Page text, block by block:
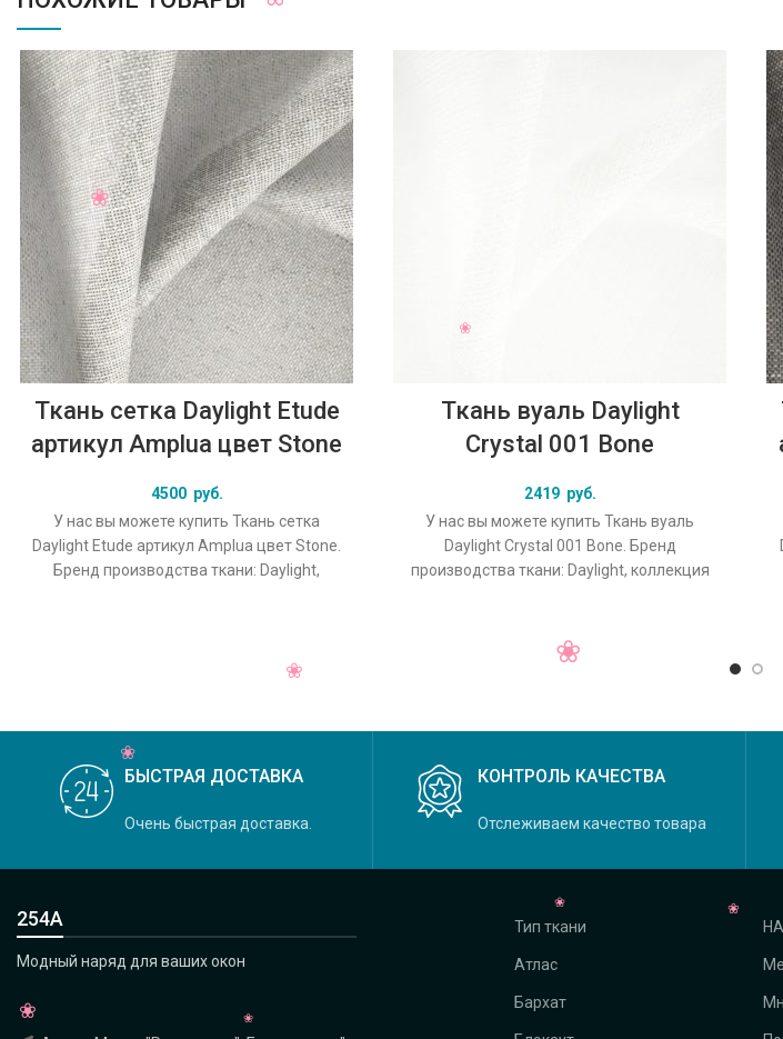
Ткань сетка Daylight Etude
артикул Amplua цвет Stone
4500 руб.
У нас вы можете купить Ткань сетка
Daylight Etude артикул Amplua цвет Stone.
Бренд производства ткани: Daylight,
Ткань вуаль Daylight
Crystal 001 Bone
2419 руб.
У нас вы можете купить Ткань вуаль
Daylight Crystal 001 Bone. Бренд
производства ткани: Daylight, коллекция
БЫСТРАЯ ДОСТАВКА
Очень быстрая доставка.
КОНТРОЛЬ КАЧЕСТВА
Отслеживаем качество товара
254А
Модный наряд для ваших окон
Тип ткани
Атлас
Бархат